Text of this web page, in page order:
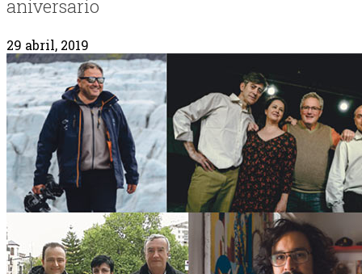
aniversario
29 abril, 2019